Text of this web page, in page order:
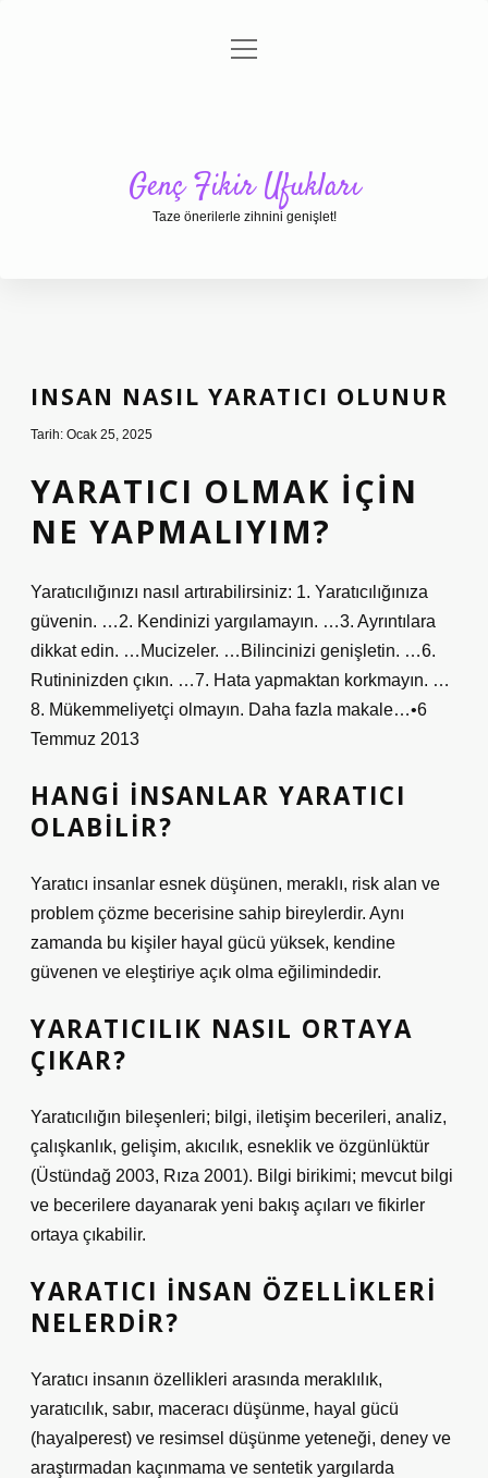
Gizlilik Politikası
menüyü
Genç Fikir Ufukları
Taze önerilerle zihnini genişlet!
INSAN NASIL YARATICI OLUNUR
Tarih: Ocak 25, 2025
YARATICI OLMAK IÇIN
NE YAPMALIYIM?
Yaratıcılığınızı nasıl artırabilirsiniz: 1. Yaratıcılığınıza
güvenin. …2. Kendinizi yargılamayın. …3. Ayrıntılara
dikkat edin. …Mucizeler. …Bilincinizi genişletin. …6.
Rutininizden çıkın. …7. Hata yapmaktan korkmayın. …
8. Mükemmeliyetçi olmayın. Daha fazla makale…•6
Temmuz 2013
HANGI INSANLAR YARATICI
OLABILIR?
Yaratıcı insanlar esnek düşünen, meraklı, risk alan ve
problem çözme becerisine sahip bireylerdir. Aynı
zamanda bu kişiler hayal gücü yüksek, kendine
güvenen ve eleştiriye açık olma eğilimindedir.
YARATICILIK NASIL ORTAYA
ÇIKAR?
Yaratıcılığın bileşenleri; bilgi, iletişim becerileri, analiz,
çalışkanlık, gelişim, akıcılık, esneklik ve özgünlüktür
(Üstündağ 2003, Rıza 2001). Bilgi birikimi; mevcut bilgi
ve becerilere dayanarak yeni bakış açıları ve fikirler
ortaya çıkabilir.
YARATICI INSAN ÖZELLIKLERI
NELERDIR?
Yaratıcı insanın özellikleri arasında meraklılık,
yaratıcılık, sabır, maceracı düşünme, hayal gücü
(hayalperest) ve resimsel düşünme yeteneği, deney ve
araştırmadan kaçınmama ve sentetik yargılarda